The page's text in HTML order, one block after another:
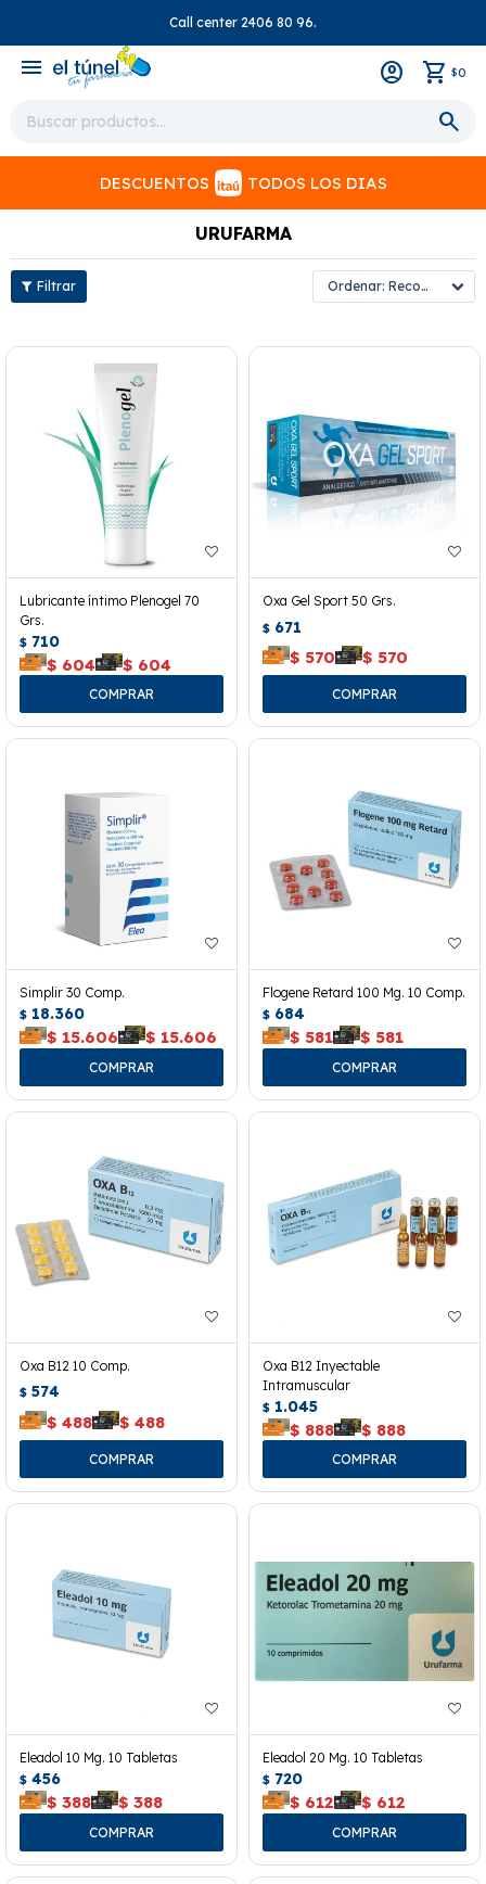
Call center 2406 80 96.
menu $0
DESCUENTOS TODOS LOS DIAS
URUFARMA
Recomendados
Lubricante íntimo Plenogel 70
Grs.
$ 710
$ 604 $ 604
Oxa Gel Sport 50 Grs.
$ 671
$ 570 $ 570
Simplir 30 Comp.
$ 18.360
$ 15.606 $ 15.606
Flogene Retard 100 Mg. 10 Comp.
$ 684
$ 581 $ 581
Oxa B12 10 Comp.
$ 574
$ 488 $ 488
Oxa B12 Inyectable
Intramuscular
$ 1.045
$ 888 $ 888
Eleadol 10 Mg. 10 Tabletas
$ 456
$ 388 $ 388
Eleadol 20 Mg. 10 Tabletas
$ 720
$ 612 $ 612
close